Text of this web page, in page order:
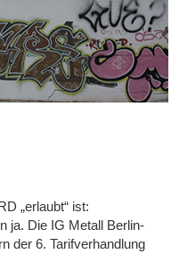
„erlaubt“ ist:
ja. Die IG Metall Berlin-
der 6. Tarifverhandlung